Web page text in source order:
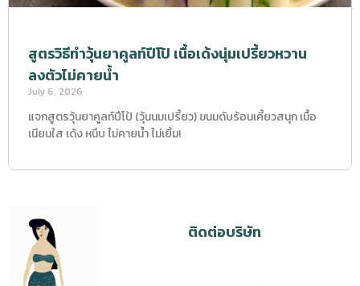
สูตรวิธีทำวุ้นยาคูลท์ปีโป้ เนื้อเด้งนุ่มเปรี้ยวหวาน
ลงตัวไม่คายน้ำ
July 6, 2026
แจกสูตรวุ้นยาคูลท์ปีโป้ (วุ้นนมเปรี้ยว) ขนมดับร้อนเคี้ยวสนุก เนื้อ
เนียนใส เด้ง หนึบ ไม่คายน้ำ ไม่เยิ้ม!
ติดต่อบริษัท